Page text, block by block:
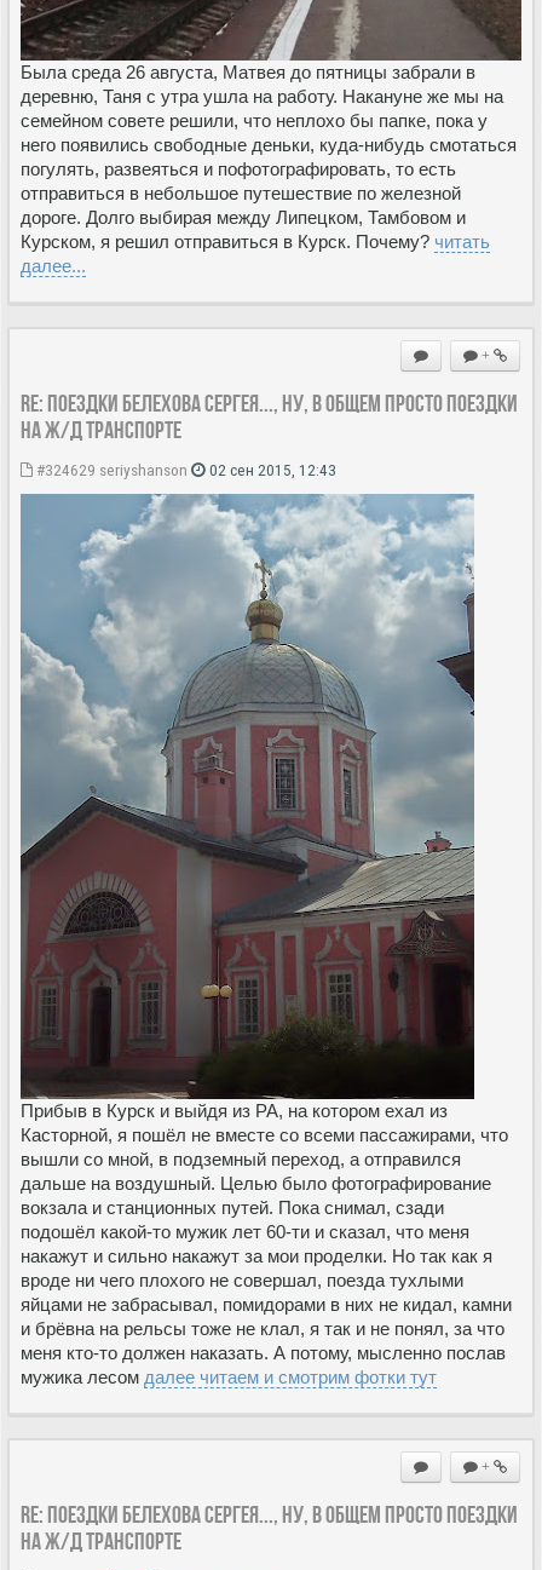
Была среда 26 августа, Матвея до пятницы забрали в
деревню, Таня с утра ушла на работу. Накануне же мы на
семейном совете решили, что неплохо бы папке, пока у
него появились свободные деньки, куда-нибудь смотаться
погулять, развеяться и пофотографировать, то есть
отправиться в небольшое путешествие по железной
дороге. Долго выбирая между Липецком, Тамбовом и
Курском, я решил отправиться в Курск. Почему? читать
далее...
+
Re: Поездки Белехова Сергея..., ну, в общем просто поездки
на ж/д транспорте
#324629 seriyshanson 02 сен 2015, 12:43
Прибыв в Курск и выйдя из РА, на котором ехал из
Касторной, я пошёл не вместе со всеми пассажирами, что
вышли со мной, в подземный переход, а отправился
дальше на воздушный. Целью было фотографирование
вокзала и станционных путей. Пока снимал, сзади
подошёл какой-то мужик лет 60-ти и сказал, что меня
накажут и сильно накажут за мои проделки. Но так как я
вроде ни чего плохого не совершал, поезда тухлыми
яйцами не забрасывал, помидорами в них не кидал, камни
и брёвна на рельсы тоже не клал, я так и не понял, за что
меня кто-то должен наказать. А потому, мысленно послав
мужика лесом далее читаем и смотрим фотки тут
+
Re: Поездки Белехова Сергея..., ну, в общем просто поездки
на ж/д транспорте